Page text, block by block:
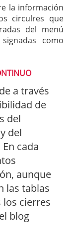
la información
circulres que
del menú
como
a través
de
del
del
cada
aunque
las tablas
cierres
blog